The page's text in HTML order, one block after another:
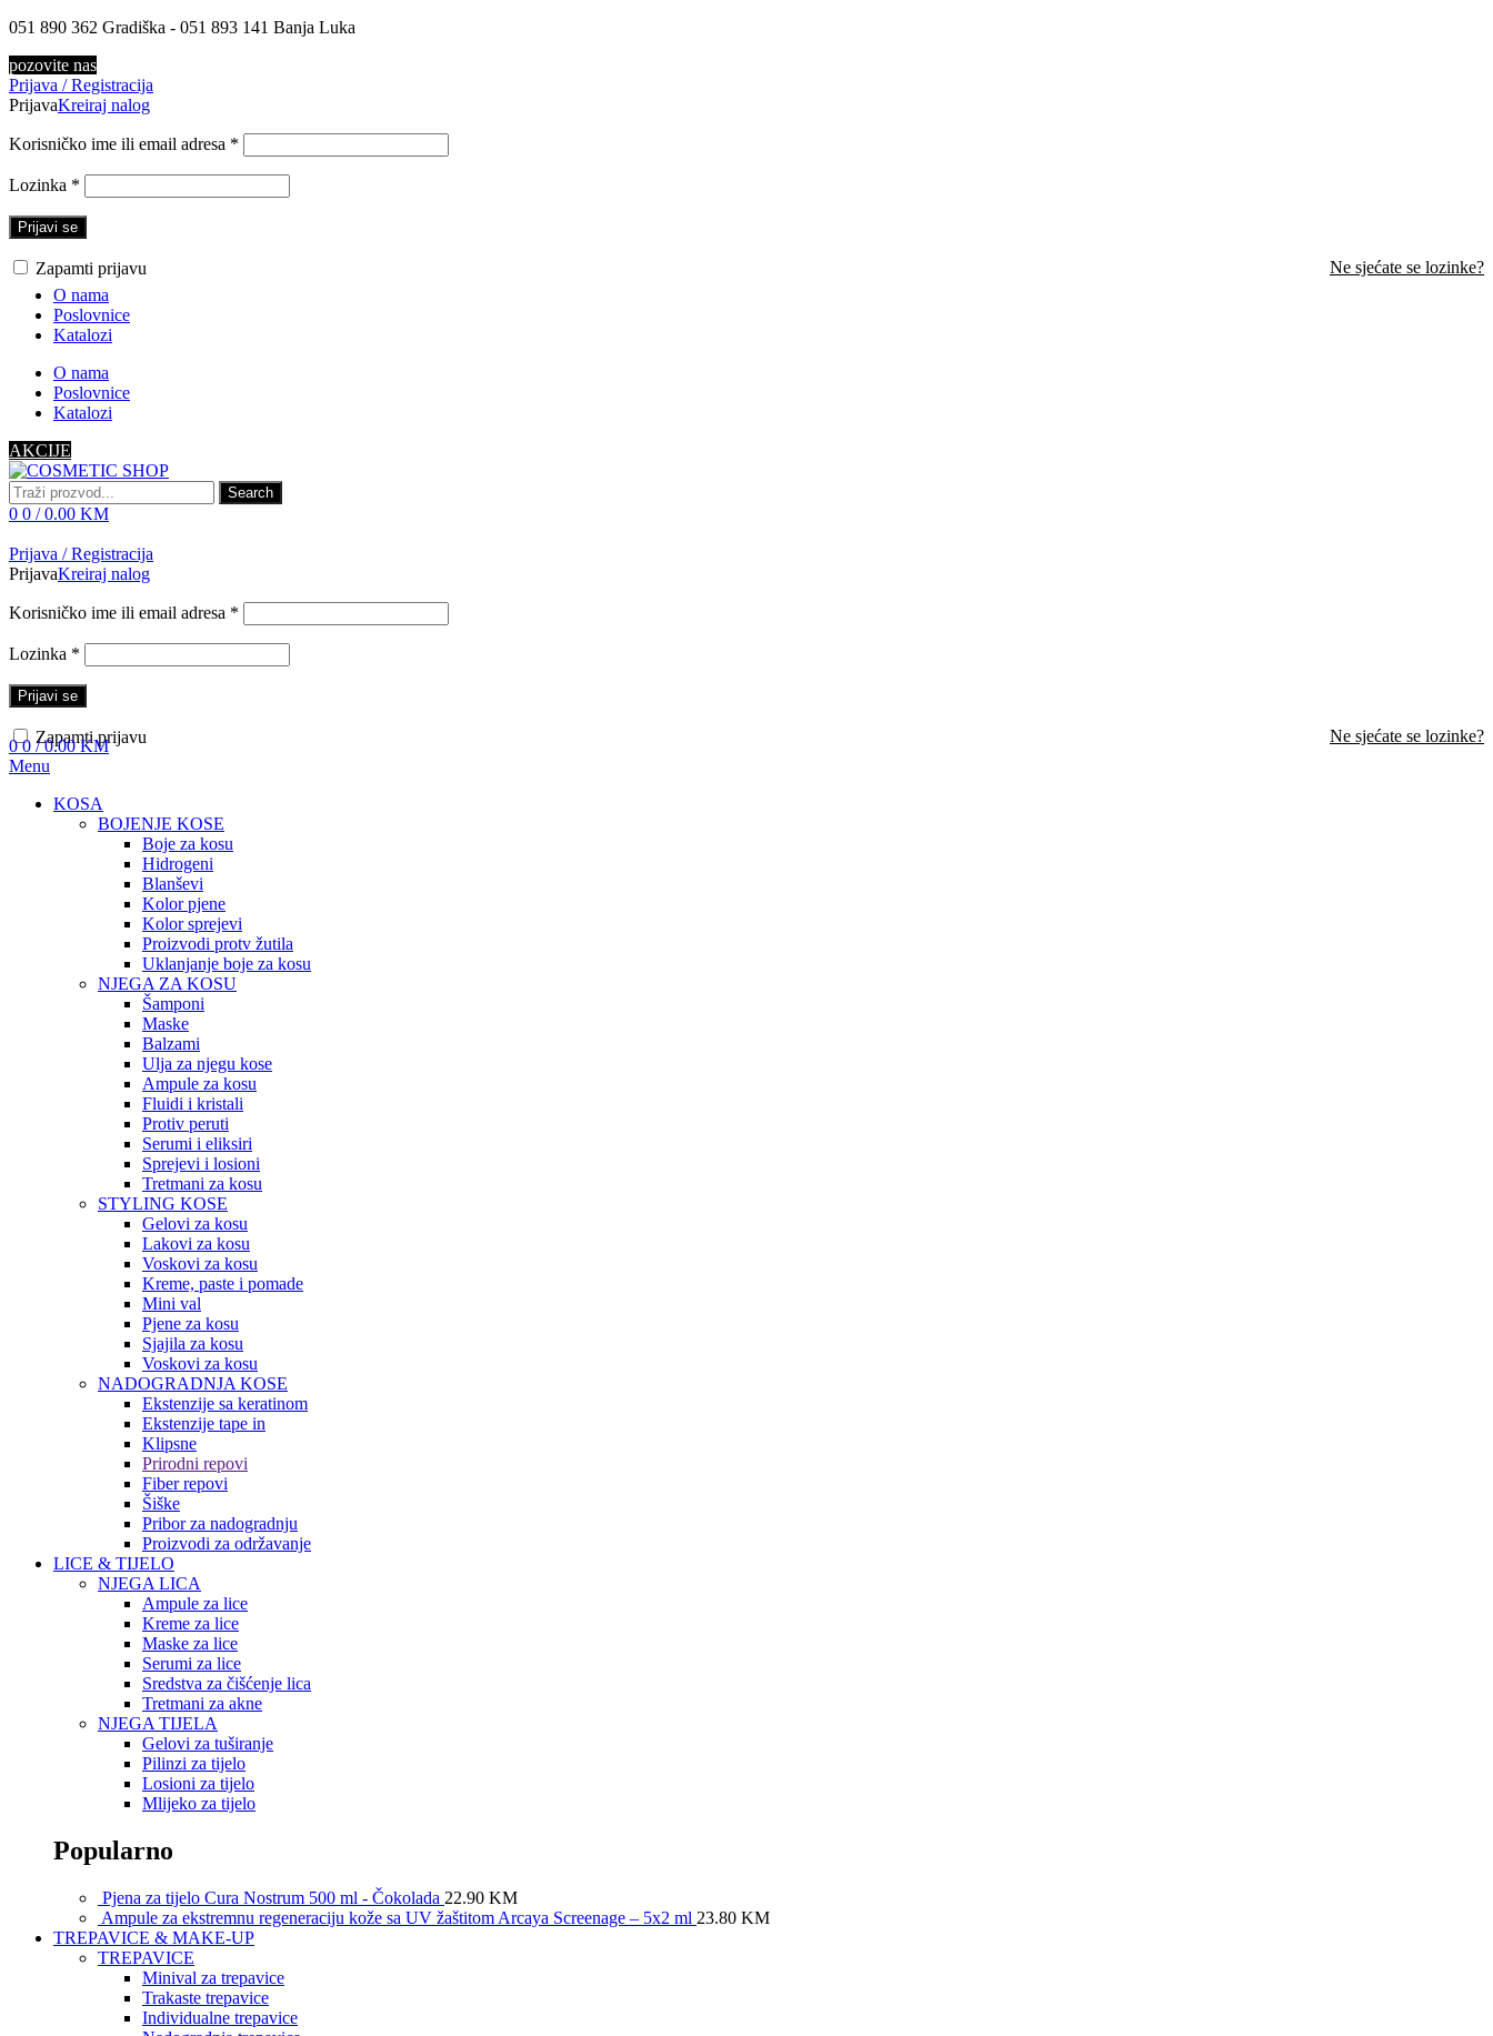
051 890 362 Gradiška - 051 893 141 Banja Luka
pozovite nas
Prijava / Registracija
PrijavaKreiraj nalog
Korisničko ime ili email adresa *
Lozinka *
Prijavi se
Ne sjećate se lozinke?
Zapamti prijavu
O nama
Poslovnice
Katalozi
O nama
Poslovnice
Katalozi
AKCIJE
Search
0 0 / 0.00 KM
Prijava / Registracija
PrijavaKreiraj nalog
Korisničko ime ili email adresa *
Lozinka *
Prijavi se
Ne sjećate se lozinke?
Zapamti prijavu
00 / 0.00KM
Menu
KOSA
BOJENJE KOSE
Boje za kosu
Hidrogeni
Blanševi
Kolor pjene
Kolor sprejevi
Proizvodi protv žutila
Uklanjanje boje za kosu
NJEGA ZA KOSU
Šamponi
Maske
Balzami
Ulja za njegu kose
Ampule za kosu
Fluidi i kristali
Protiv peruti
Serumi i eliksiri
Sprejevi i losioni
Tretmani za kosu
STYLING KOSE
Gelovi za kosu
Lakovi za kosu
Voskovi za kosu
Kreme, paste i pomade
Mini val
Pjene za kosu
Sjajila za kosu
Voskovi za kosu
NADOGRADNJA KOSE
Ekstenzije sa keratinom
Ekstenzije tape in
Klipsne
Prirodni repovi
Fiber repovi
Šiške
Pribor za nadogradnju
Proizvodi za održavanje
LICE & TIJELO
NJEGA LICA
Ampule za lice
Kreme za lice
Maske za lice
Serumi za lice
Sredstva za čišćenje lica
Tretmani za akne
NJEGA TIJELA
Gelovi za tuširanje
Pilinzi za tijelo
Losioni za tijelo
Mlijeko za tijelo
Popularno
Pjena za tijelo Cura Nostrum 500 ml - Čokolada 22.90 KM
Ampule za ekstremnu regeneraciju kože sa UV žaštitom Arcaya Screenage – 5x2 ml 23.80 KM
TREPAVICE & MAKE-UP
TREPAVICE
Minival za trepavice
Trakaste trepavice
Individualne trepavice